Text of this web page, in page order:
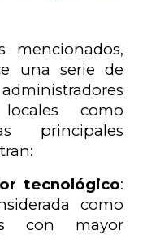
mencionados,
una serie de
como
principales
tecnológico:
como
con mayor